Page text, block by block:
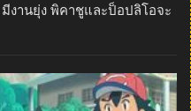
งานยุ่ง พิคาชูและป็อปลิโอจะ